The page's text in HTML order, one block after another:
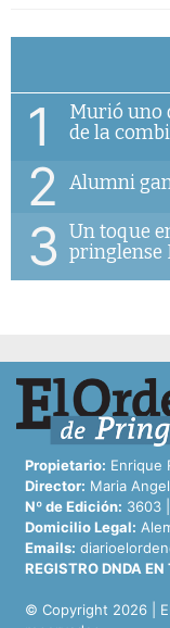
1
Murió uno
de la
2 Alumni
3 Un toque
pringlense
Propietario: Enrique
Director: Maria
Nº de Edición: 3603
Domicilio Legal:
Emails:
REGISTRO DNDA
© Copyright 2026 |